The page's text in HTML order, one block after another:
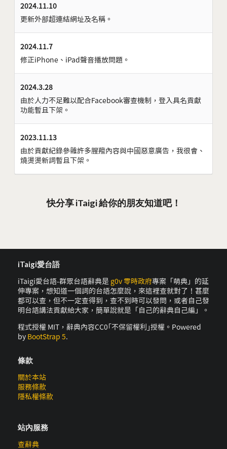
2024.11.10
更新外部超連結網址及名稱。
2024.11.7
修正iPhone、iPad聲音播放問題。
2024.3.28
由於人力不足難以配合Facebook審查機制，登入具名貢獻
功能暫且下架。
2023.11.13
由於貢獻紀錄參雜許多腥羶內容與中國惡意廣告，我很會、
燒燙燙新詞暫且下架。
快分享 iTaigi 給你的朋友知道吧！
iTaigi愛台語
iTaigi愛台語-群眾台語辭典是 g0v 零時政府專案「萌典」的延
伸專案，想知道一個詞的台語怎麼說，來這裡查就對了！甚麼
都可以查，但不一定查得到，查不到時可以發問，或者自己發
明台語講法貢獻給大家，簡單說就是「自己的辭典自己編」。
程式授權 MIT，辭典內容CC0｢不保留權利｣授權。Powered
by BootStrap 5.
條款
關於本站
服務條款
隱私權條款
站內服務
查辭典